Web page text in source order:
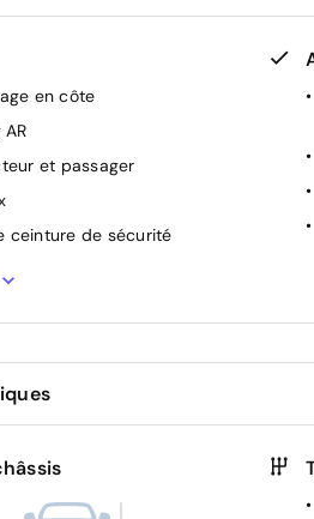
en côte
et passager
ceinture de sécurité
7"